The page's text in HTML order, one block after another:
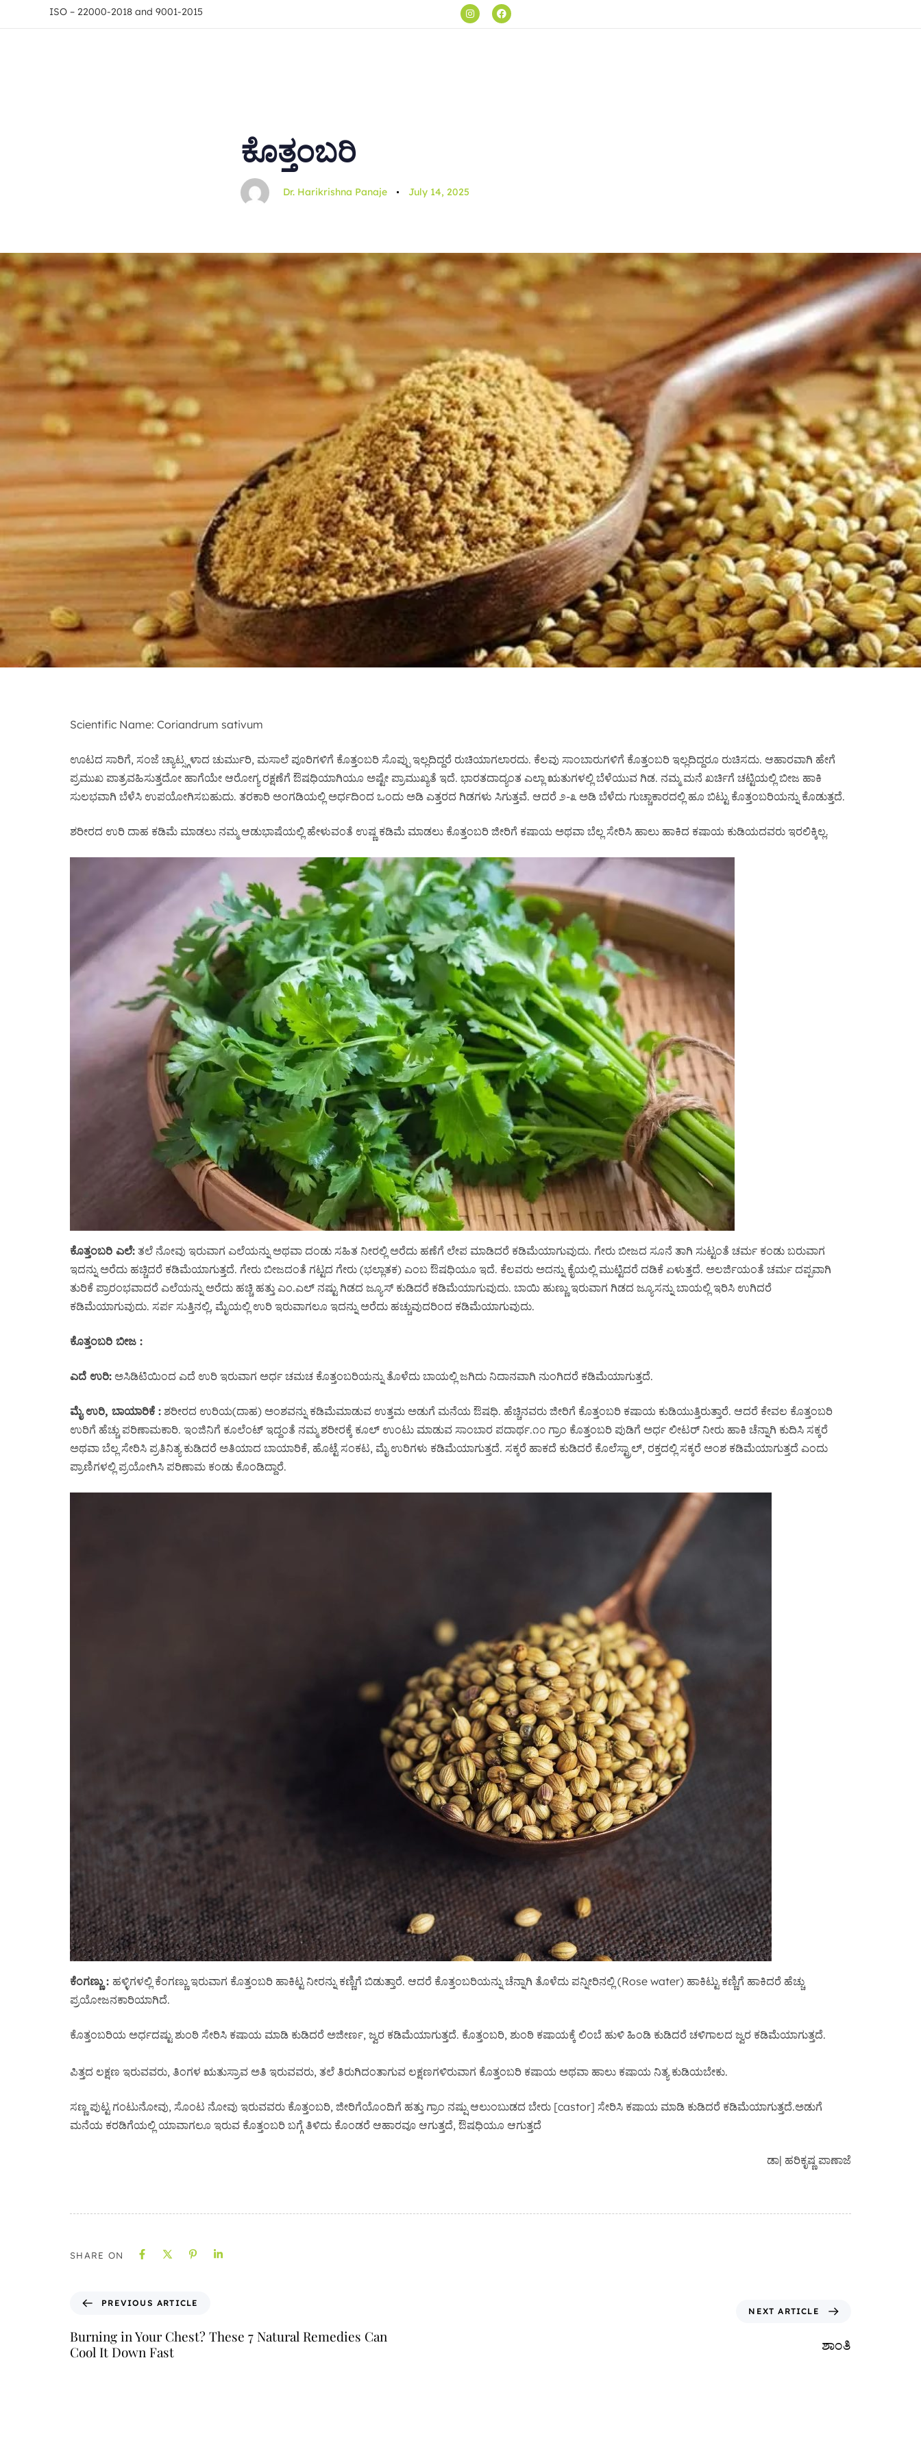
ISO – 22000-2018 and 9001-2015
ಕೊತ್ತಂಬರಿ
Dr. Harikrishna Panaje July 14, 2025
Scientific Name: Coriandrum sativum
ಊಟದ ಸಾರಿಗೆ, ಸಂಜೆ ಚ್ಯಾಟ್ಸ್ಗಳಾದ ಚುರ್ಮುರಿ, ಮಸಾಲೆ ಪೂರಿಗಳಿಗೆ ಕೊತ್ತಂಬರಿ ಸೊಪ್ಪು ಇಲ್ಲದಿದ್ದರೆ ರುಚಿಯಾಗಲಾರದು. ಕೆಲವು ಸಾಂಬಾರುಗಳಿಗೆ ಕೊತ್ತಂಬರಿ ಇಲ್ಲದಿದ್ದರೂ ರುಚಿಸದು. ಆಹಾರವಾಗಿ ಹೇಗೆ
ಪ್ರಮುಖ ಪಾತ್ರವಹಿಸುತ್ತದೋ ಹಾಗೆಯೇ ಆರೋಗ್ಯ ರಕ್ಷಣೆಗೆ ಔಷಧಿಯಾಗಿಯೂ ಅಷ್ಟೇ ಪ್ರಾಮುಖ್ಯತೆ ಇದೆ. ಭಾರತದಾದ್ಯಂತ ಎಲ್ಲಾ ಋತುಗಳಲ್ಲಿ ಬೆಳೆಯುವ ಗಿಡ. ನಮ್ಮ ಮನೆ ಖರ್ಚಿಗೆ ಚಟ್ಟಿಯಲ್ಲಿ ಬೀಜ ಹಾಕಿ
ಸುಲಭವಾಗಿ ಬೆಳೆಸಿ ಉಪಯೋಗಿಸಬಹುದು. ತರಕಾರಿ ಅಂಗಡಿಯಲ್ಲಿ ಅರ್ಧದಿಂದ ಒಂದು ಅಡಿ ಎತ್ತರದ ಗಿಡಗಳು ಸಿಗುತ್ತವೆ. ಆದರೆ ೨-೩ ಅಡಿ ಬೆಳೆದು ಗುಚ್ಚಾಕಾರದಲ್ಲಿ ಹೂ ಬಿಟ್ಟು ಕೊತ್ತಂಬರಿಯನ್ನು ಕೊಡುತ್ತದೆ.
ಶರೀರದ ಉರಿ ದಾಹ ಕಡಿಮೆ ಮಾಡಲು ನಮ್ಮ ಆಡುಭಾಷೆಯಲ್ಲಿ ಹೇಳುವಂತೆ ಉಷ್ಣ ಕಡಿಮೆ ಮಾಡಲು ಕೊತ್ತಂಬರಿ ಜೀರಿಗೆ ಕಷಾಯ ಅಥವಾ ಬೆಲ್ಲ ಸೇರಿಸಿ ಹಾಲು ಹಾಕಿದ ಕಷಾಯ ಕುಡಿಯದವರು ಇರಲಿಕ್ಕಿಲ್ಲ.
ಕೊತ್ತಂಬರಿ ಎಲೆ: ತಲೆ ನೋವು ಇರುವಾಗ ಎಲೆಯನ್ನು ಅಥವಾ ದಂಡು ಸಹಿತ ನೀರಲ್ಲಿ ಅರೆದು ಹಣೆಗೆ ಲೇಪ ಮಾಡಿದರೆ ಕಡಿಮೆಯಾಗುವುದು. ಗೇರು ಬೀಜದ ಸೂನೆ ತಾಗಿ ಸುಟ್ಟಂತೆ ಚರ್ಮ ಕಂಡು ಬರುವಾಗ
ಇದನ್ನು ಅರೆದು ಹಚ್ಚಿದರೆ ಕಡಿಮೆಯಾಗುತ್ತದೆ. ಗೇರು ಬೀಜದಂತೆ ಗಟ್ಟದ ಗೇರು (ಭಲ್ಲಾತಕ) ಎಂಬ ಔಷಧಿಯೂ ಇದೆ. ಕೆಲವರು ಅದನ್ನು ಕೈಯಲ್ಲಿ ಮುಟ್ಟಿದರೆ ದಡಿಕೆ ಏಳುತ್ತದೆ. ಅಲರ್ಜಿಯಂತೆ ಚರ್ಮ ದಪ್ಪವಾಗಿ
ತುರಿಕೆ ಪ್ರಾರಂಭವಾದರೆ ಎಲೆಯನ್ನು ಅರೆದು ಹಚ್ಚಿ ಹತ್ತು ಎಂ.ಎಲ್ ನಷ್ಟು ಗಿಡದ ಜ್ಯೂಸ್ ಕುಡಿದರೆ ಕಡಿಮೆಯಾಗುವುದು. ಬಾಯಿ ಹುಣ್ಣು ಇರುವಾಗ ಗಿಡದ ಜ್ಯೂಸನ್ನು ಬಾಯಲ್ಲಿ ಇರಿಸಿ ಉಗಿದರೆ
ಕಡಿಮೆಯಾಗುವುದು. ಸರ್ಪ ಸುತ್ತಿನಲ್ಲಿ, ಮೈಯಲ್ಲಿ ಉರಿ ಇರುವಾಗಲೂ ಇದನ್ನು ಅರೆದು ಹಚ್ಚುವುದರಿಂದ ಕಡಿಮೆಯಾಗುವುದು.
ಕೊತ್ತಂಬರಿ ಬೀಜ :
ಎದೆ ಉರಿ: ಅಸಿಡಿಟಿಯಿಂದ ಎದೆ ಉರಿ ಇರುವಾಗ ಅರ್ಧ ಚಮಚ ಕೊತ್ತಂಬರಿಯನ್ನು ತೊಳೆದು ಬಾಯಲ್ಲಿ ಜಗಿದು ನಿದಾನವಾಗಿ ನುಂಗಿದರೆ ಕಡಿಮೆಯಾಗುತ್ತದೆ.
ಮೈ ಉರಿ, ಬಾಯಾರಿಕೆ : ಶರೀರದ ಉರಿಯ(ದಾಹ) ಅಂಶವನ್ನು ಕಡಿಮೆಮಾಡುವ ಉತ್ತಮ ಅಡುಗೆ ಮನೆಯ ಔಷಧಿ. ಹೆಚ್ಚಿನವರು ಜೀರಿಗೆ ಕೊತ್ತಂಬರಿ ಕಷಾಯ ಕುಡಿಯುತ್ತಿರುತ್ತಾರೆ. ಆದರೆ ಕೇವಲ ಕೊತ್ತಂಬರಿ
ಉರಿಗೆ ಹೆಚ್ಚು ಪರಿಣಾಮಕಾರಿ. ಇಂಜಿನಿಗೆ ಕೂಲೆಂಟ್ ಇದ್ದಂತೆ ನಮ್ಮ ಶರೀರಕ್ಕೆ ಕೂಲ್ ಉಂಟು ಮಾಡುವ ಸಾಂಬಾರ ಪದಾರ್ಥ.೧೦ ಗ್ರಾಂ ಕೊತ್ತಂಬರಿ ಪುಡಿಗೆ ಅರ್ಧ ಲೀಟರ್ ನೀರು ಹಾಕಿ ಚೆನ್ನಾಗಿ ಕುದಿಸಿ ಸಕ್ಕರೆ
ಅಥವಾ ಬೆಲ್ಲ ಸೇರಿಸಿ ಪ್ರತಿನಿತ್ಯ ಕುಡಿದರೆ ಅತಿಯಾದ ಬಾಯಾರಿಕೆ, ಹೊಟ್ಟೆ ಸಂಕಟ, ಮೈ ಉರಿಗಳು ಕಡಿಮೆಯಾಗುತ್ತದೆ. ಸಕ್ಕರೆ ಹಾಕದೆ ಕುಡಿದರೆ ಕೊಲೆಸ್ಟ್ರಾಲ್, ರಕ್ತದಲ್ಲಿ ಸಕ್ಕರೆ ಅಂಶ ಕಡಿಮೆಯಾಗುತ್ತದೆ ಎಂದು
ಪ್ರಾಣಿಗಳಲ್ಲಿ ಪ್ರಯೋಗಿಸಿ ಪರಿಣಾಮ ಕಂಡು ಕೊಂಡಿದ್ದಾರೆ.
ಕೆಂಗಣ್ಣು : ಹಳ್ಳಿಗಳಲ್ಲಿ ಕೆಂಗಣ್ಣು ಇರುವಾಗ ಕೊತ್ತಂಬರಿ ಹಾಕಿಟ್ಟ ನೀರನ್ನು ಕಣ್ಣಿಗೆ ಬಿಡುತ್ತಾರೆ. ಆದರೆ ಕೊತ್ತಂಬರಿಯನ್ನು ಚೆನ್ನಾಗಿ ತೊಳೆದು ಪನ್ನೀರಿನಲ್ಲಿ (Rose water) ಹಾಕಿಟ್ಟು ಕಣ್ಣಿಗೆ ಹಾಕಿದರೆ ಹೆಚ್ಚು
ಪ್ರಯೋಜನಕಾರಿಯಾಗಿದೆ.
ಕೊತ್ತಂಬರಿಯ ಅರ್ಧದಷ್ಟು ಶುಂಠಿ ಸೇರಿಸಿ ಕಷಾಯ ಮಾಡಿ ಕುಡಿದರೆ ಅಜೀರ್ಣ, ಜ್ವರ ಕಡಿಮೆಯಾಗುತ್ತದೆ. ಕೊತ್ತಂಬರಿ, ಶುಂಠಿ ಕಷಾಯಕ್ಕೆ ಲಿಂಬೆ ಹುಳಿ ಹಿಂಡಿ ಕುಡಿದರೆ ಚಳಿಗಾಲದ ಜ್ವರ ಕಡಿಮೆಯಾಗುತ್ತದೆ.
ಪಿತ್ತದ ಲಕ್ಷಣ ಇರುವವರು, ತಿಂಗಳ ಋತುಸ್ರಾವ ಅತಿ ಇರುವವರು, ತಲೆ ತಿರುಗಿದಂತಾಗುವ ಲಕ್ಷಣಗಳಿರುವಾಗ ಕೊತ್ತಂಬರಿ ಕಷಾಯ ಅಥವಾ ಹಾಲು ಕಷಾಯ ನಿತ್ಯ ಕುಡಿಯಬೇಕು.
ಸಣ್ಣ ಪುಟ್ಟ ಗಂಟುನೋವು, ಸೊಂಟ ನೋವು ಇರುವವರು ಕೊತ್ತಂಬರಿ, ಜೀರಿಗೆಯೊಂದಿಗೆ ಹತ್ತು ಗ್ರಾಂ ನಷ್ಷು ಆಲುಂಬುಡದ ಬೇರು [castor] ಸೇರಿಸಿ ಕಷಾಯ ಮಾಡಿ ಕುಡಿದರೆ ಕಡಿಮೆಯಾಗುತ್ತದೆ.ಅಡುಗೆ
ಮನೆಯ ಕರಡಿಗೆಯಲ್ಲಿ ಯಾವಾಗಲೂ ಇರುವ ಕೊತ್ತಂಬರಿ ಬಗ್ಗೆ ತಿಳಿದು ಕೊಂಡರೆ ಆಹಾರವೂ ಆಗುತ್ತದೆ, ಔಷಧಿಯೂ ಆಗುತ್ತದೆ
ಡಾ| ಹರಿಕೃಷ್ಣ ಪಾಣಾಜೆ
SHARE ON
PREVIOUS ARTICLE
Burning in Your Chest? These 7 Natural Remedies Can
Cool It Down Fast
NEXT ARTICLE
ಶಾಂತಿ